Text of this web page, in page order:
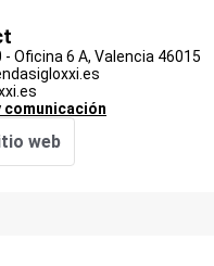
Oficina 6 A, Valencia 46015
comunicación
web